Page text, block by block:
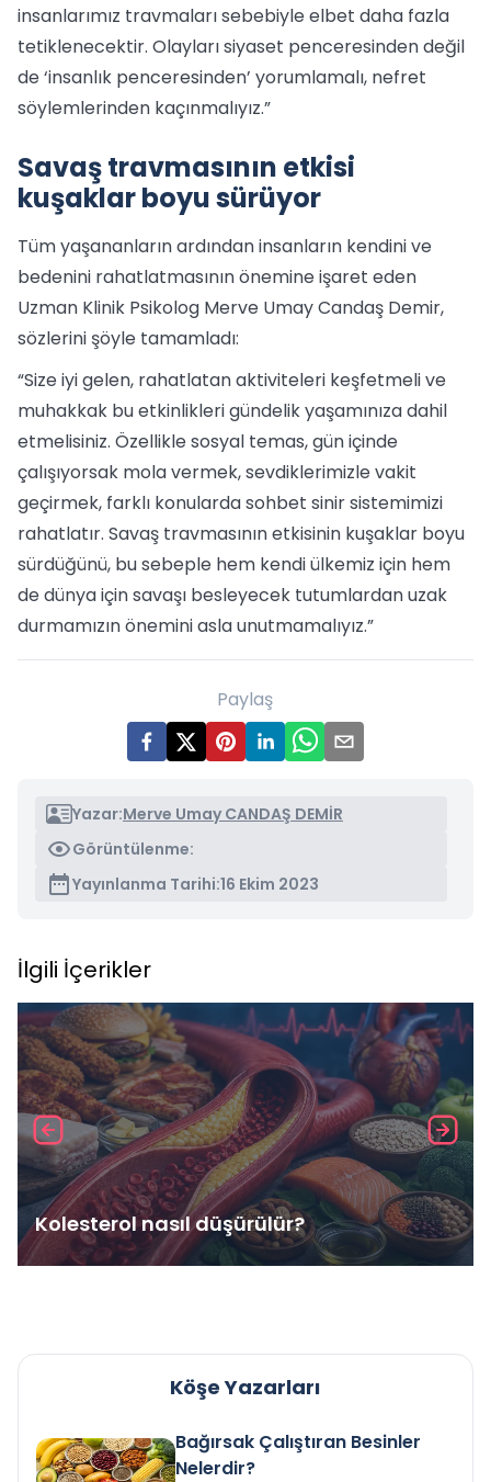
insanlarımız travmaları sebebiyle elbet daha fazla
tetiklenecektir. Olayları siyaset penceresinden değil
de ‘insanlık penceresinden’ yorumlamalı, nefret
söylemlerinden kaçınmalıyız.”
Savaş travmasının etkisi
kuşaklar boyu sürüyor
Tüm yaşananların ardından insanların kendini ve
bedenini rahatlatmasının önemine işaret eden
Uzman Klinik Psikolog Merve Umay Candaş Demir,
sözlerini şöyle tamamladı:
“Size iyi gelen, rahatlatan aktiviteleri keşfetmeli ve
muhakkak bu etkinlikleri gündelik yaşamınıza dahil
etmelisiniz. Özellikle sosyal temas, gün içinde
çalışıyorsak mola vermek, sevdiklerimizle vakit
geçirmek, farklı konularda sohbet sinir sistemimizi
rahatlatır. Savaş travmasının etkisinin kuşaklar boyu
sürdüğünü, bu sebeple hem kendi ülkemiz için hem
de dünya için savaşı besleyecek tutumlardan uzak
durmamızın önemini asla unutmamalıyız.”
Paylaş
Yazar:Merve Umay CANDAŞ DEMİR
Görüntülenme:
Yayınlanma Tarihi:16 Ekim 2023
İlgili İçerikler
Kolesterol nasıl düşürülür?
Köşe Yazarları
Bağırsak Çalıştıran Besinler
Nelerdir?